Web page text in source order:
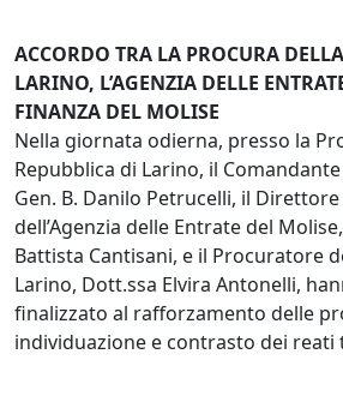
ACCORDO TRA LA PROCURA
LARINO, L’AGENZIA DELLE
FINANZA DEL MOLISE
Nella giornata odierna, presso la
Repubblica di Larino, il
Gen. B. Danilo Petrucelli, il
dell’Agenzia delle Entrate del
Battista Cantisani, e il Procuratore
Larino, Dott.ssa Elvira Antonelli,
finalizzato al rafforzamento delle
individuazione e contrasto dei